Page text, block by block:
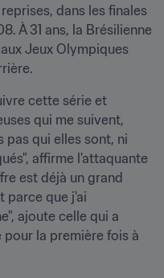
dans les finales
À 31 ans, la Brésilienne
Jeux Olympiques
cette série et
qui me suivent,
pas qui elles sont, ni
affirme l'attaquante
est déjà un grand
parce que j'ai
ajoute celle qui a
la première fois à